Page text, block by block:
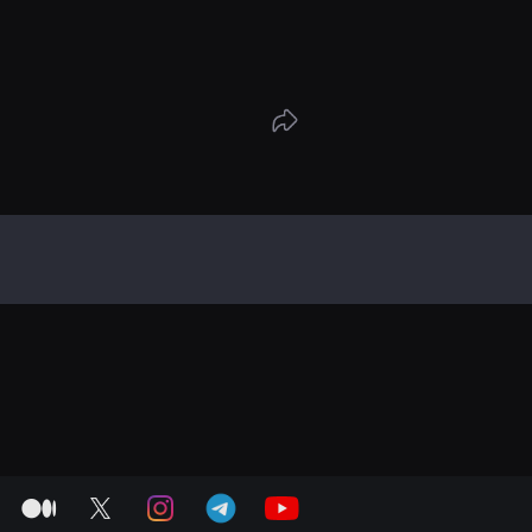
twitter instagram telegram youtube